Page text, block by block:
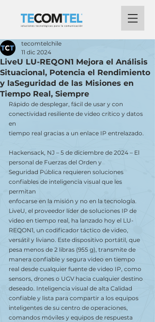
LiveU LU-REQON1 Mejora el Análisis
Situacional, Potencia el Rendimiento
y laSeguridad de las Misiones en
Tiempo Real, Siempre
tecomtelchile
11 dic 2024
Rápido de desplegar, fácil de usar y con
conectividad resiliente de video crítico y datos
en
tiempo real gracias a un enlace IP entrelazado.
Hackensack, NJ – 5 de diciembre de 2024 – El
personal de Fuerzas del Orden y
Seguridad Pública requieren soluciones
confiables de inteligencia visual que les
permitan
enfocarse en la misión y no en la tecnología.
LiveU, el proveedor líder de soluciones IP de
video en tiempo real, ha lanzado hoy el LU-
REQON1, un codificador táctico de video,
versátil y liviano. Este dispositivo portátil, que
pesa menos de 2 libras (955 g), transmite de
manera confiable y segura video en tiempo
real desde cualquier fuente de video IP, como
sensors, drones o UGV hacia cualquier destino
deseado. Inteligencia visual de alta Calidad
confiable y lista para compartir a los equipos
inteligentes de su centro de operaciones,
comandos móviles y equipos de respuesta